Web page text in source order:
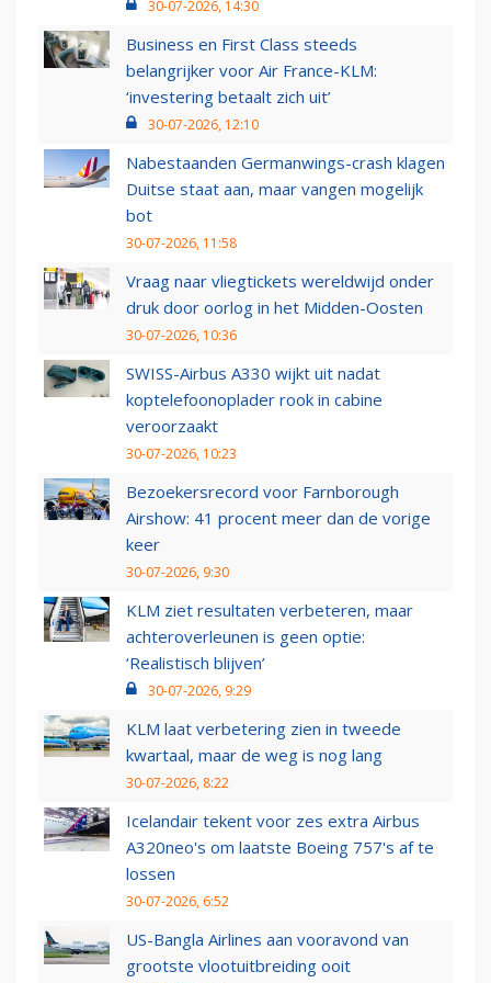
30-07-2026, 14:30
Business en First Class steeds
belangrijker voor Air France-KLM:
‘investering betaalt zich uit’
30-07-2026, 12:10
Nabestaanden Germanwings-crash klagen
Duitse staat aan, maar vangen mogelijk
bot
30-07-2026, 11:58
Vraag naar vliegtickets wereldwijd onder
druk door oorlog in het Midden-Oosten
30-07-2026, 10:36
SWISS-Airbus A330 wijkt uit nadat
koptelefoonoplader rook in cabine
veroorzaakt
30-07-2026, 10:23
Bezoekersrecord voor Farnborough
Airshow: 41 procent meer dan de vorige
keer
30-07-2026, 9:30
KLM ziet resultaten verbeteren, maar
achteroverleunen is geen optie:
‘Realistisch blijven’
30-07-2026, 9:29
KLM laat verbetering zien in tweede
kwartaal, maar de weg is nog lang
30-07-2026, 8:22
Icelandair tekent voor zes extra Airbus
A320neo's om laatste Boeing 757's af te
lossen
30-07-2026, 6:52
US-Bangla Airlines aan vooravond van
grootste vlootuitbreiding ooit